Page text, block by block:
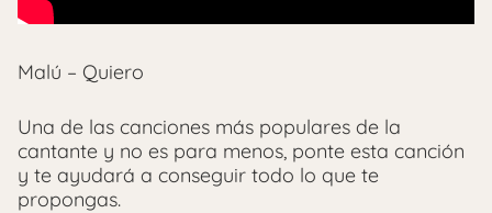
Malú – Quiero
Una de las canciones más populares de la
cantante y no es para menos, ponte esta canción
y te ayudará a conseguir todo lo que te
propongas.